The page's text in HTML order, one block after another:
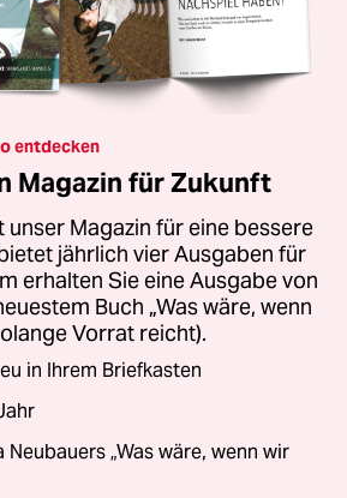
entdecken
Magazin für Zukunft
unser Magazin für eine bessere
jährlich vier Ausgaben für
erhalten Sie eine Ausgabe von
Buch „Was wäre, wenn
Vorrat reicht).
in Ihrem Briefkasten
Neubauers „Was wäre, wenn wir